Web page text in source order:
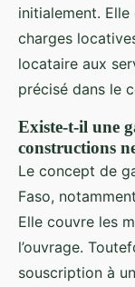
initialement.
charges
locataire aux
précisé dans le
Existe-t-il une
constructions
Le concept de
Faso,
Elle couvre les
l’ouvrage.
souscription à